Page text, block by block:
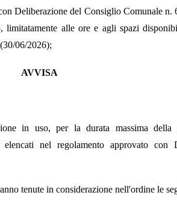
Deliberazione del Consiglio Comunale n.
limitatamente alle ore e agli spazi
06/2026);
AVVISA
in uso, per la durata massima della
elencati nel regolamento approvato con
tenute in considerazione nell'ordine le